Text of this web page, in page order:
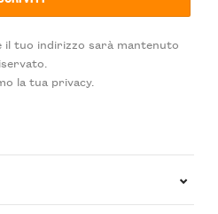
il tuo indirizzo sarà mantenuto
la tua privacy.